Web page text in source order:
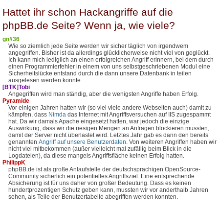
Hattet ihr schon Hackangriffe auf die
phpBB.de Seite? Wenn ja, wie viele?
gn#36
Wie so ziemlich jede Seite werden wir sicher täglich von irgendwem
angegriffen. Bisher ist da allerdings glücklicherweise nicht viel von geglückt.
Ich kann mich lediglich an einen erfolgreichen Angriff erinnern, bei dem durch
einen Programmierfehler in einem von uns selbstgeschriebenen Modul eine
Sicherheitslücke entstand durch die dann unsere Datenbank in teilen
ausgelesen werden konnte.
[BTK]Tobi
Angegriffen wird man ständig, aber die wenigsten Angriffe haben Erfolg.
Pyramide
Vor einigen Jahren hatten wir (so viel viele andere Webseiten auch) damit zu
kämpfen, dass Nimda das Internet mit Angriffsversuchen auf IIS zugespammt
hat. Da wir damals Apache eingesetzt hatten, war jedoch die einzige
Auswirkung, dass wir die riesigen Mengen an Anfragen blockieren mussten,
damit der Server nicht überlastet wird. Letztes Jahr gab es dann den bereits
genannten Angriff auf unsere Benutzerdaten. Von weiteren Angriffen haben wir
nicht viel mitbekommen (außer vielleicht mal zufällig beim Blick in die
Logdateien), da diese mangels Angriffsfläche keinen Erfolg hatten.
PhilippK
phpBB.de ist als große Anlaufstelle der deutschsprachigen OpenSource-
Community sicherlich ein potentielles Angriffsziel. Eine entsprechende
Absicherung ist für uns daher von großer Bedeutung. Dass es keinen
hundertprozentigen Schutz geben kann, mussten wir vor anderthalb Jahren
sehen, als Teile der Benutzertabelle abegriffen werden konnten.